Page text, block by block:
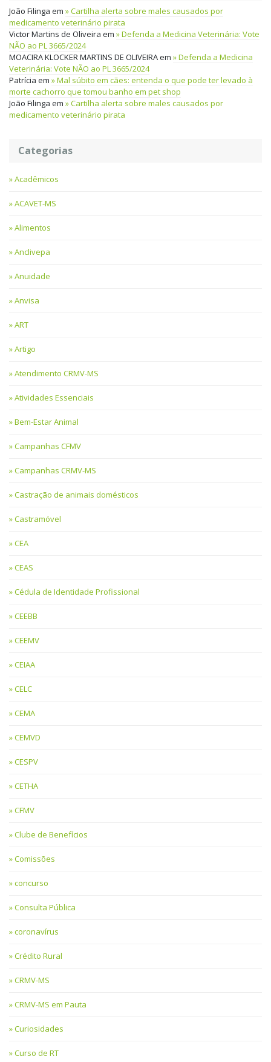
João Filinga em
Cartilha alerta sobre males causados por
medicamento veterinário pirata
Victor Martins de Oliveira em
Defenda a Medicina Veterinária: Vote
NÃO ao PL 3665/2024
MOACIRA KLOCKER MARTINS DE OLIVEIRAem
Defenda a Medicina
Veterinária: Vote NÃO ao PL 3665/2024
Patrícia em
Mal súbito em cães: entenda o que pode ter levado à
morte cachorro que tomou banho em pet shop
João Filinga em
Cartilha alerta sobre males causados por
medicamento veterinário pirata
Categorias
Acadêmicos
ACAVET-MS
Alimentos
Anclivepa
Anuidade
Anvisa
ART
Artigo
Atendimento CRMV-MS
Atividades Essenciais
Bem-Estar Animal
Campanhas CFMV
Campanhas CRMV-MS
Castração de animais domésticos
Castramóvel
CEA
CEAS
Cédula de Identidade Profissional
CEEBB
CEEMV
CEIAA
CELC
CEMA
CEMVD
CESPV
CETHA
CFMV
Clube de Benefícios
Comissões
concurso
Consulta Pública
coronavírus
Crédito Rural
CRMV-MS
CRMV-MS em Pauta
Curiosidades
Curso de RT